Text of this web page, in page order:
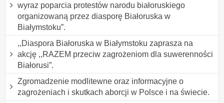
wyraz poparcia protestów narodu białoruskiego
organizowaną przez diasporę Białoruska w
Białymstoku”.
,,Diaspora Białoruska w Białymstoku zaprasza na
akcję ,,RAZEM przeciw zagrożeniom dla suwerenności
Białorusi”.
Zgromadzenie modlitewne oraz informacyjne o
zagrożeniach i skutkach aborcji w Polsce i na świecie.